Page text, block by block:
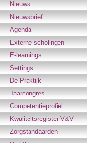
Nieuws
Nieuwsbrief
Agenda
Externe scholingen
E-learnings
Settings
De Praktijk
Jaarcongres
Competentieprofiel
Kwaliteitsregister V&V
Zorgstandaarden